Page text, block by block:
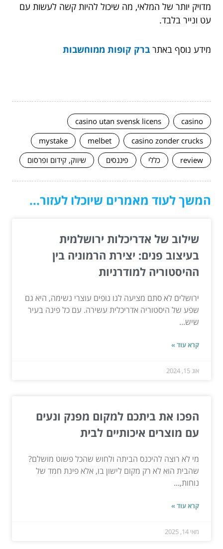
מדויק יותר של המלאי, מה שיכול להיות קשה לעשות עם
עט ונייר בלבד.
מידע נוסף באתר ברק קופות ממוחשבות
casino
casino utan svensk licens
casino zonder crucks
melbet
mystake
review
כללי פיננסים שיווק, קידום ופרסום
המשך לעוד מאמרים שיוכלו לעזור...
שילוב של אדריכלות ירושלמית
בעיצוב פנים: יצירת הרמוניה בין
ההיסטוריה למודרניות
ירושלים לא סתם מציעה לנו נופים עוצרי נשימה, היא גם
שפע של היסטוריה אדריכלית עשירה. עם כל פינה בעיר
שיש...
קרא עוד »
אוג 15, 2024
הפכו את ביתכם למקום מפנק ונעים
עם מוצרים איכותיים לבית
מי לא רוצה להיכנס הביתה ולחוש שהכל פשוט מושלם?
שהבית הוא לא רק מקום לישון בו, אלא פינת חמד של
נוחות,...
קרא עוד »
מאי 14, 2025